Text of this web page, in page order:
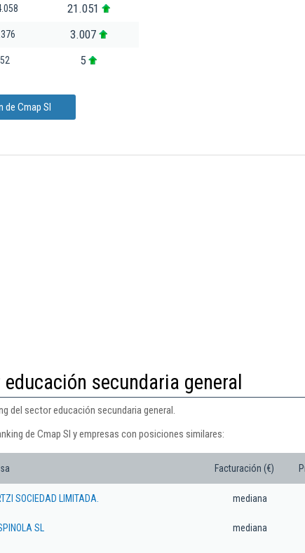
21.051
3.007
5
de Cmap Sl
secundaria general
del sector educación secundaria general.
de Cmap Sl y empresas con posiciones similares:
Facturación (€)
SOCIEDAD LIMITADA. mediana
SL mediana